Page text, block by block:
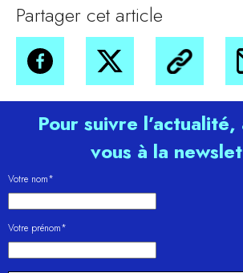
Partager cet article
Pour suivre l’actualité,
vous à la
Votre nom*
Votre prénom*